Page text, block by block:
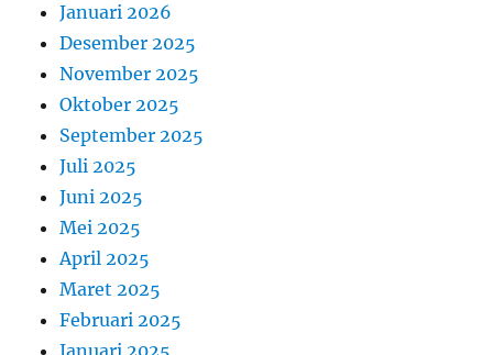
Januari 2026
Desember 2025
November 2025
Oktober 2025
September 2025
Juli 2025
Juni 2025
Mei 2025
April 2025
Maret 2025
Februari 2025